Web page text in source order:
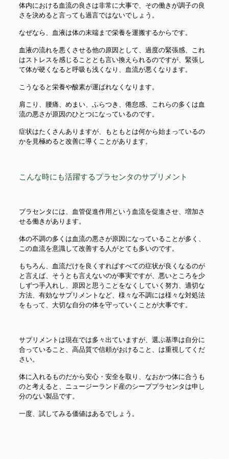
体内における血流の良さは非常に大事で、その働きが調子の良
さを決めると言っても過言ではないでしょう。
なぜなら、血液は体の末端まで栄養を運搬するからです。
血液の流れを悪くさせる他の原因として、過度の緊張感、これ
はストレスを感じることとも言い換えられるのですが、緊張し
て体が硬くなると呼吸も浅くなり、血流が悪くなります。
こうなると栄養や酸素が運ばれなくなります。
肩こり、腰痛、めまい、ふらつき、倦怠感、これらの多くは血
流の悪さが原因のひとつになっているのです。
症状はたくさんありますが、もともとは何から始まっているの
かを見極めると改善に導くことがあります。
こんな時にも活躍するプラセンタのサプリメント
プラセンタには、血管促進作用という血流を促進させ、増加さ
せる働きがあります。
体の不調の多くは血流の悪さが原因になっていることが多く、
この血流を意識して改善する人がとても多いのです。
もちろん、血流だけを良くすればすべての症状が良くなるのが
と言えば、そうとも言えないのが事実ですが、悪いところを少
しずつ手入れし、原因と思うことをなくしていく努力、適切な
方法、有効なサプリメントなど、様々な不調には様々な対処法
をもって、大切な自分の体を守っていくことが大事です。
サプリメントは現在では多々出ていますが、選ぶ基準は自分に
合っていること、高品質で信頼がおけること、は重視してくだ
さい。
体に入れるものだから安心・安全を取り、なおかつ体に合うも
のと考えると、ニュージーランド産のシーププラセンタは申し
分のない製品です。
一度、試してみる価値はあるでしょう。